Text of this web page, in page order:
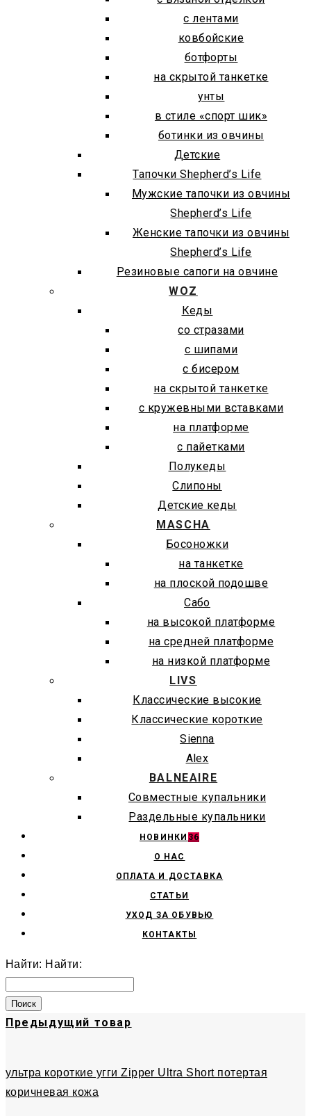
с лентами
ковбойские
ботфорты
на скрытой танкетке
унты
в стиле «спорт шик»
ботинки из овчины
Детские
Тапочки Shepherd’s Life
Мужские тапочки из овчины
Shepherd’s Life
Женские тапочки из овчины
Shepherd’s Life
Резиновые сапоги на овчине
WOZ
Кеды
со стразами
с шипами
с бисером
на скрытой танкетке
с кружевными вставками
на платформе
с пайетками
Полукеды
Слипоны
Детские кеды
MASCHA
Босоножки
на танкетке
на плоской подошве
Сабо
на высокой платформе
на средней платформе
на низкой платформе
LIVS
Классические высокие
Классические короткие
Sienna
Alex
BALNEAIRE
Совместные купальники
Раздельные купальники
НОВИНКИ 36
О НАС
ОПЛАТА И ДОСТАВКА
СТАТЬИ
УХОД ЗА ОБУВЬЮ
КОНТАКТЫ
Найти: Найти:
Предыдущий товар
ультра короткие угги Zipper Ultra Short потертая
коричневая кожа